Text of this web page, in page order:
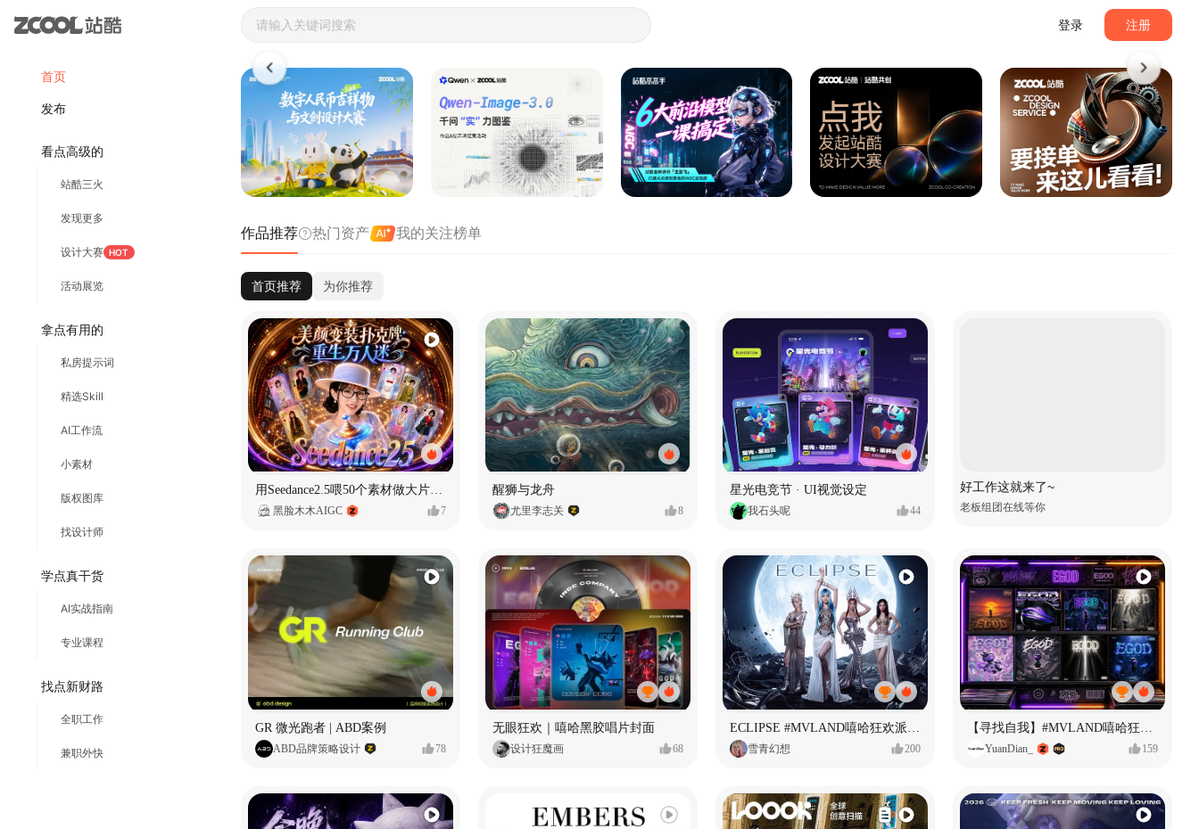
首页
发布
看点高级的
站酷三火
发现更多
设计大赛 HOT
活动展览
拿点有用的
私房提示词
精选Skill
AI工作流
小素材
版权图库
找设计师
学点真干货
AI实战指南
专业课程
找点新财路
全职工作
兼职外快
登录 注册
站酷ZCOOL - 设计师们都在站酷
作品推荐 热门资产 我的关注榜单
首页推荐 为你推荐
用Seedance2.5喂50个素材做大片（实操干货）
黑脸木木AIGC 7
醒狮与龙舟
尤里李志关 8
星光电竞节 · UI视觉设定
我石头呢 44
好工作这就来了~
老板组团在线等你
GR 微光跑者 | ABD案例
ABD品牌策略设计 78
无眼狂欢｜嘻哈黑胶唱片封面
设计狂魔画 68 雪青幻想 200 YuanDian_ 159